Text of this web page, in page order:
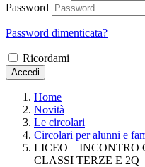
Password
Password dimenticata?
Ricordami
Accedi
Home
Novità
Le circolari
Circolari per alunni e
LICEO – INCONTRO
CLASSI TERZE E 2Q